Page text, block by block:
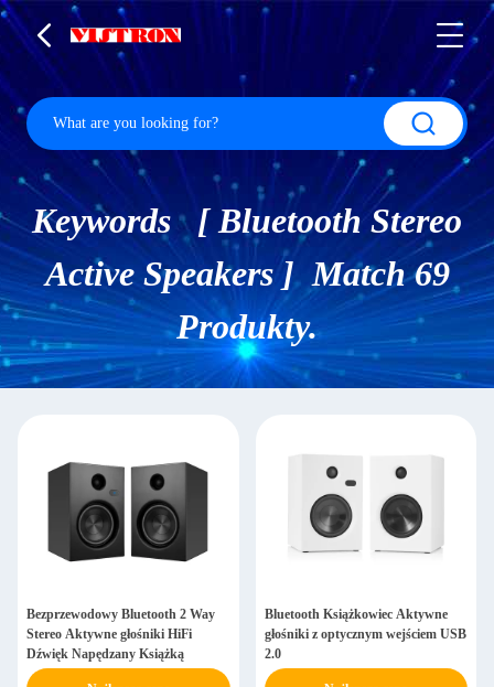
Keywords [ Bluetooth Stereo
Active Speakers ] Match 69
Produkty.
Bezprzewodowy Bluetooth 2 Way
Stereo Aktywne głośniki HiFi
Dźwięk Napędzany Książką
Bluetooth Książkowiec Aktywne
głośniki z optycznym wejściem USB
2.0